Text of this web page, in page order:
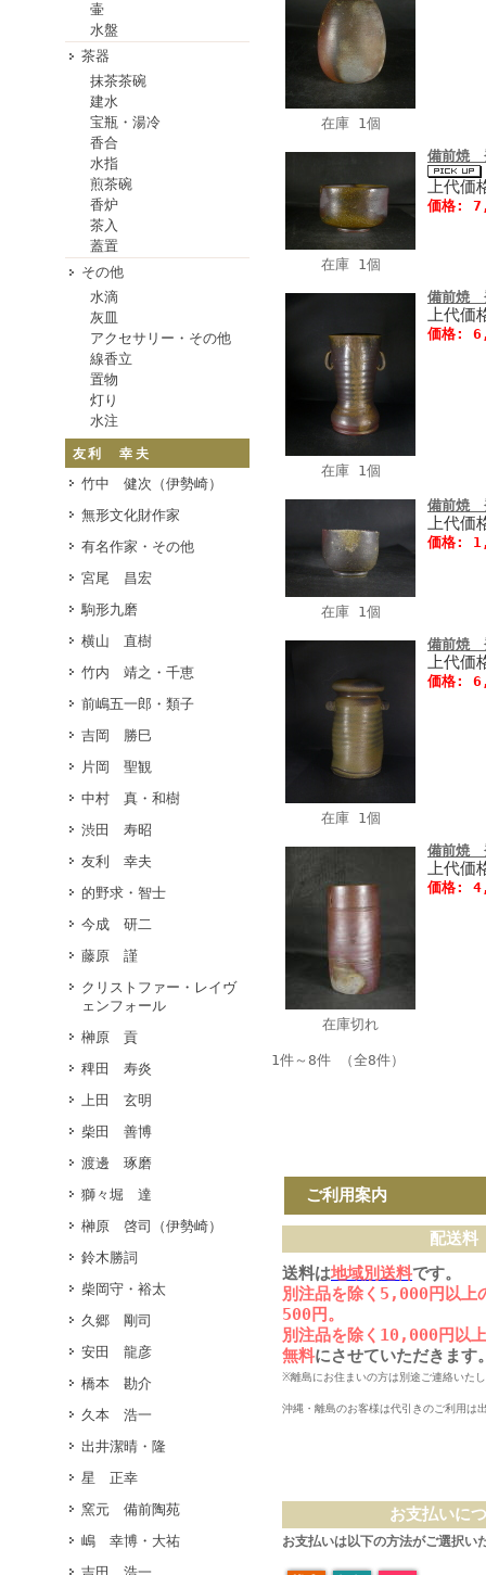
壷
水盤
茶器
抹茶茶碗
建水
宝瓶・湯冷
香合
水指
煎茶碗
香炉
茶入
蓋置
その他
水滴
灰皿
アクセサリー・その他
線香立
置物
灯り
水注
友利 幸夫
竹中 健次（伊勢崎）
無形文化財作家
有名作家・その他
宮尾 昌宏
駒形九磨
横山 直樹
竹内 靖之・千恵
前嶋五一郎・類子
吉岡 勝巳
片岡 聖観
中村 真・和樹
渋田 寿昭
友利 幸夫
的野求・智士
今成 研二
藤原 謹
クリストファー・レイヴ
ェンフォール
榊原 貢
稗田 寿炎
上田 玄明
柴田 善博
渡邊 琢磨
獅々堀 達
榊原 啓司（伊勢崎）
鈴木勝詞
柴岡守・裕太
久郷 剛司
安田 龍彦
橋本 勘介
久本 浩一
出井潔晴・隆
星 正幸
窯元 備前陶苑
嶋 幸博・大祐
在庫 1個
在庫 1個
備前焼
上代
価格:
在庫 1個
備前焼
上代
価格:
在庫 1個
備前焼
上代
価格:
在庫 1個
備前焼
上代
価格:
在庫切れ
備前焼
上代
価格:
1件～8件 （全8件）
ご利用案内
配送料
送料は地域別送料です。
別注品を除く5,000円以上
500円。
別注品を除く10,000円以
無料にさせていただきます
※離島にお住まいの方は別途ご連絡いた
沖縄・離島のお客様は代引きのご利用は
お支払いに
お支払いは以下の方法がご選択い